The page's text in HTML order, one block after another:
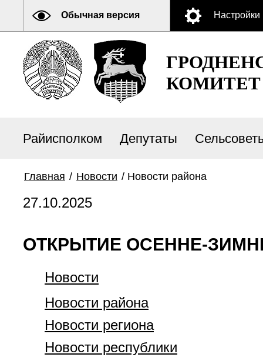
Обычная версия Настройки
КОМИТЕТ
Райисполком Депутаты
Главная / Новости / Новости района
27.10.2025
ОТКРЫТИЕ ОСЕННЕ-
Новости
Новости района
Новости региона
Новости республики